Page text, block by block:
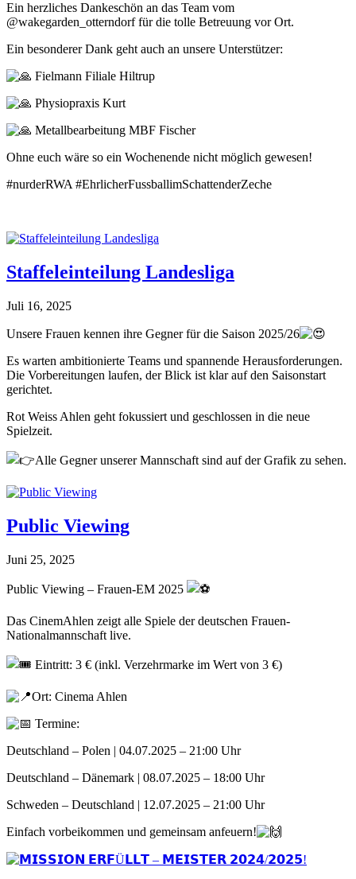
Ein herzliches Dankeschön an das Team vom
@wakegarden_otterndorf für die tolle Betreuung vor Ort.
Ein besonderer Dank geht auch an unsere Unterstützer:
Fielmann Filiale Hiltrup
Physiopraxis Kurt
Metallbearbeitung MBF Fischer
Ohne euch wäre so ein Wochenende nicht möglich gewesen!
#nurderRWA #EhrlicherFussballimSchattenderZeche
Staffeleinteilung Landesliga
Juli 16, 2025
Unsere Frauen kennen ihre Gegner für die Saison 2025/26
Es warten ambitionierte Teams und spannende Herausforderungen.
Die Vorbereitungen laufen, der Blick ist klar auf den Saisonstart
gerichtet.
Rot Weiss Ahlen geht fokussiert und geschlossen in die neue
Spielzeit.
Alle Gegner unserer Mannschaft sind auf der Grafik zu sehen.
Public Viewing
Juni 25, 2025
Public Viewing – Frauen-EM 2025
Das CinemAhlen zeigt alle Spiele der deutschen Frauen-
Nationalmannschaft live.
Eintritt: 3 € (inkl. Verzehrmarke im Wert von 3 €)
Ort: Cinema Ahlen
Termine:
Deutschland – Polen | 04.07.2025 – 21:00 Uhr
Deutschland – Dänemark | 08.07.2025 – 18:00 Uhr
Schweden – Deutschland | 12.07.2025 – 21:00 Uhr
Einfach vorbeikommen und gemeinsam anfeuern!